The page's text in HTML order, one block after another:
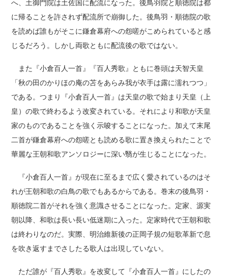
へ、土御門院は土佐国に配流になった。後鳥羽院と順徳院は都
に帰ることを許されず配流所で崩御した。後鳥羽・順徳院の歌
を読めば誰もがそこに鎌倉幕府への怨嗟がこめられていると感
じるだろう。しかし両歌ともに配流後の歌ではない。
また『小倉百人一首』『百人秀歌』ともに巻頭は天智天皇
「秋の田のかりほの庵の苫をあらみ我が衣手は露に濡れつつ」
である。つまり『小倉百人一首』は天皇の歌で始まり天皇（上
皇）の歌で終わるよう改変されている。それにより和歌が天皇
家のものであることを強く示唆することになった。加えて末尾
二首が鎌倉幕府への怨嗟とも読める歌に置き換えられたことで
華麗な王朝和歌アンソロジーに深い翳が生じることになった。
『小倉百人一首』が現在に至るまで広く愛されているのはそ
れが王朝和歌の白鳥の歌でもあるからである。巻末の後鳥羽・
順徳院二首がそれを強く意識させることになった。定家、源実
朝以降、和歌は長い長い低迷期に入った。定家時代で王朝和歌
は終わりなのだ。実際、明治維新後の正岡子規の短歌革新で息
を吹き返すまでさしたる歌人は出現していない。
ただ誰が『百人秀歌』を改変して『小倉百人一首』にしたの